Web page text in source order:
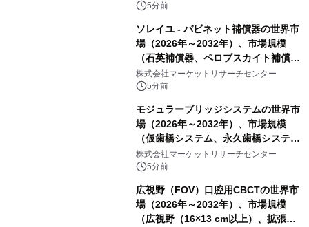
5分前
ソレイユ - バビネット補償器の世界市
場（2026年～2032年）、市場規模
（石英補償器、ペロブスカイト補償
器、その他）・分析レポートを発表
株式会社マーケットリサーチセンター
5分前
モジュラーブリッジシステムの世界市
場（2026年～2032年）、市場規模
（仮歯橋システム、永久歯橋システ
ム）・分析レポートを発表
株式会社マーケットリサーチセンター
5分前
広視野（FOV）口腔用CBCTの世界市
場（2026年～2032年）、市場規模
（広視野（16×13 cm以上）、拡張広